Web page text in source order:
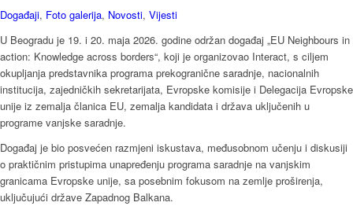
Događaji, Foto galerija, Novosti, Vijesti
U Beogradu je 19. i 20. maja 2026. godine održan događaj „EU Neighbours in
action: Knowledge across borders“, koji je organizovao Interact, s ciljem
okupljanja predstavnika programa prekogranične saradnje, nacionalnih
institucija, zajedničkih sekretarijata, Evropske komisije i Delegacija Evropske
unije iz zemalja članica EU, zemalja kandidata i država uključenih u
programe vanjske saradnje.
Događaj je bio posvećen razmjeni iskustava, međusobnom učenju i diskusiji
o praktičnim pristupima unapređenju programa saradnje na vanjskim
granicama Evropske unije, sa posebnim fokusom na zemlje proširenja,
uključujući države Zapadnog Balkana.